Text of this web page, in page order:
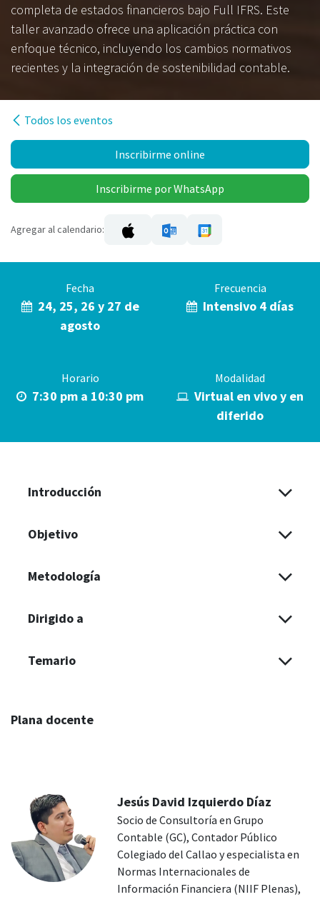
completa de estados financieros bajo Full IFRS. Este
taller avanzado ofrece una aplicación práctica con
enfoque técnico, incluyendo los cambios normativos
recientes y la integración de sostenibilidad contable.
Todos los eventos
Inscribirme online
Inscribirme por WhatsApp
Agregar al calendario:
Fecha
24, 25, 26 y 27 de
agosto
Frecuencia
Intensivo 4 días
Horario
7:30 pm a 10:30 pm
Modalidad
Virtual en vivo y en
diferido
Introducción
Objetivo
Metodología
Dirigido a
Temario
Plana docente
Jesús David Izquierdo Díaz
Socio de Consultoría en Grupo
Contable (GC), Contador Público
Colegiado del Callao y especialista en
Normas Internacionales de
Información Financiera (NIIF Plenas),